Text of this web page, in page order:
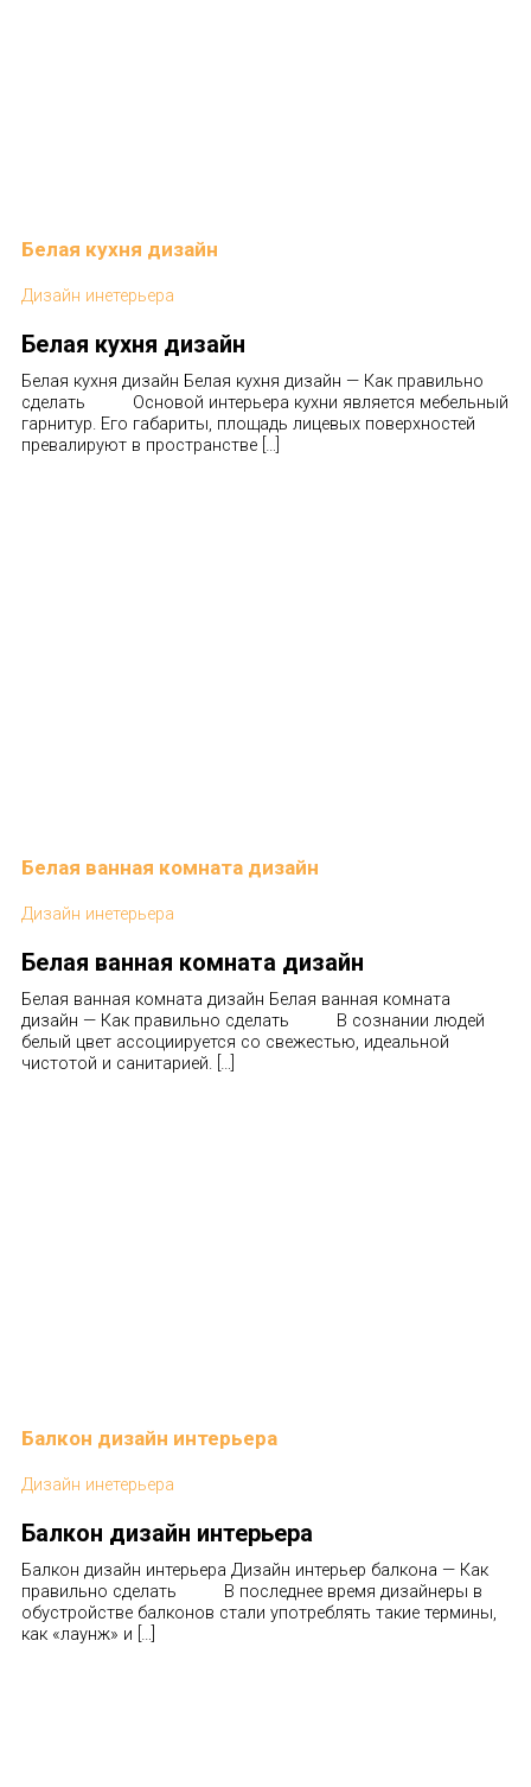
Белая кухня дизайн
Дизайн инетерьера
Белая кухня дизайн
Белая кухня дизайн Белая кухня дизайн — Как правильно
сделать Основой интерьера кухни является мебельный
гарнитур. Его габариты, площадь лицевых поверхностей
превалируют в пространстве […]
Белая ванная комната дизайн
Дизайн инетерьера
Белая ванная комната дизайн
Белая ванная комната дизайн Белая ванная комната
дизайн — Как правильно сделать В сознании людей
белый цвет ассоциируется со свежестью, идеальной
чистотой и санитарией. […]
Балкон дизайн интерьера
Дизайн инетерьера
Балкон дизайн интерьера
Балкон дизайн интерьера Дизайн интерьер балкона — Как
правильно сделать В последнее время дизайнеры в
обустройстве балконов стали употреблять такие термины,
как «лаунж» и […]